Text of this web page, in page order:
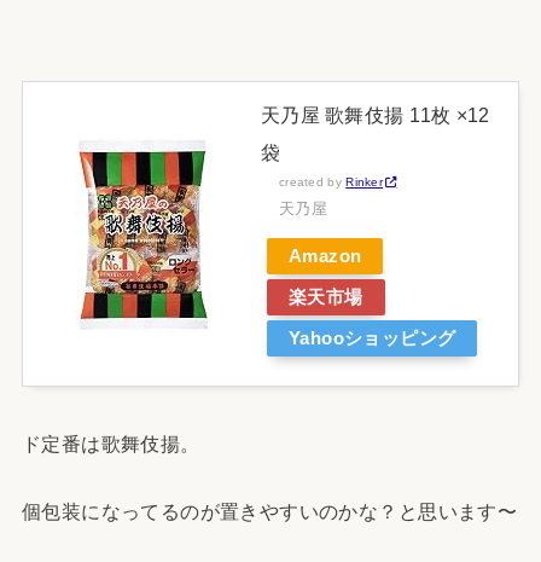
天乃屋 歌舞伎揚 11枚 ×12
袋
created by Rinker
天乃屋
Amazon
楽天市場
Yahooショッピング
ド定番は歌舞伎揚。
個包装になってるのが置きやすいのかな？と思います〜